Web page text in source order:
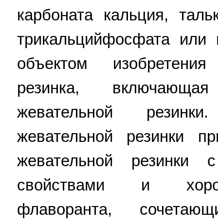
карбоната кальция,
трикальцийфосфата
объектом
резинка,
жевательной
жевательной резинки
жевательной резинки
свойствами и
флаворанта,